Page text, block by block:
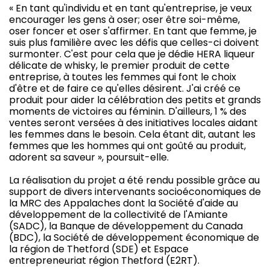
« En tant qu'individu et en tant qu'entreprise, je veux
encourager les gens à oser; oser être soi-même,
oser foncer et oser s'affirmer. En tant que femme, je
suis plus familière avec les défis que celles-ci doivent
surmonter. C'est pour cela que je dédie HERA liqueur
délicate de whisky, le premier produit de cette
entreprise, à toutes les femmes qui font le choix
d'être et de faire ce qu'elles désirent. J'ai créé ce
produit pour aider la célébration des petits et grands
moments de victoires au féminin. D'ailleurs, 1 % des
ventes seront versées à des initiatives locales aidant
les femmes dans le besoin. Cela étant dit, autant les
femmes que les hommes qui ont goûté au produit,
adorent sa saveur », poursuit-elle.
La réalisation du projet a été rendu possible grâce au
support de divers intervenants socioéconomiques de
la MRC des Appalaches dont la Société d'aide au
développement de la collectivité de l'Amiante
(SADC), la Banque de développement du Canada
(BDC), la Société de développement économique de
la région de Thetford (SDE) et Espace
entrepreneuriat région Thetford (E2RT).